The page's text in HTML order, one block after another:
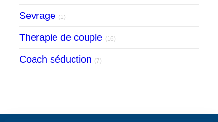
Sevrage (1)
Therapie de couple (16)
Coach séduction (7)